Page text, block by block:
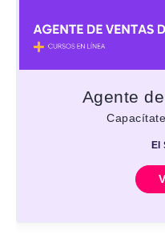
Agente
El